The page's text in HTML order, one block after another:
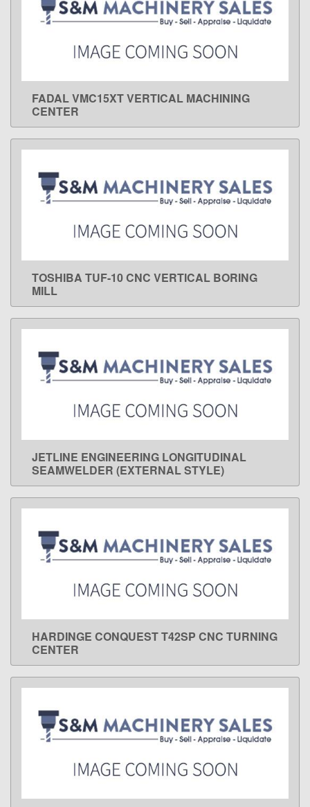
LEARN MORE
FADAL VMC15XT VERTICAL MACHINING
CENTER
LEARN MORE
TOSHIBA TUF-10 CNC VERTICAL BORING
MILL
LEARN MORE
JETLINE ENGINEERING LONGITUDINAL
SEAMWELDER (EXTERNAL STYLE)
LEARN MORE
HARDINGE CONQUEST T42SP CNC TURNING
CENTER